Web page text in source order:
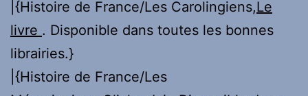
|{Histoire de France/Les Carolingiens,Le
livre . Disponible dans toutes les bonnes
librairies.}
|{Histoire de France/Les